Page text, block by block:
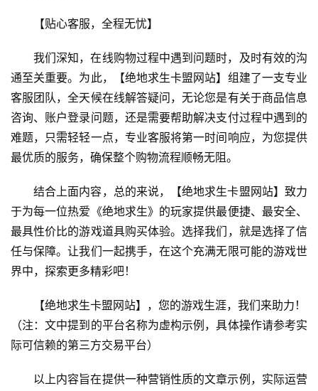
【贴心客服，全程无忧】
我们深知，在线购物过程中遇到问题时，及时有效的沟
通至关重要。为此，【绝地求生卡盟网站】组建了一支专业
客服团队，全天候在线解答疑问，无论您是有关于商品信息
咨询、账户登录问题，还是需要帮助解决支付过程中遇到的
难题，只需轻轻一点，专业客服将第一时间响应，为您提供
最优质的服务，确保整个购物流程顺畅无阻。
结合上面内容，总的来说，【绝地求生卡盟网站】致力
于为每一位热爱《绝地求生》的玩家提供最便捷、最安全、
最具性价比的游戏道具购买体验。选择我们，就是选择了信
任与保障。让我们一起携手，在这个充满无限可能的游戏世
界中，探索更多精彩吧！
【绝地求生卡盟网站】，您的游戏生涯，我们来助力！
（注：文中提到的平台名称为虚构示例，具体操作请参考实
际可信赖的第三方交易平台）
以上内容旨在提供一种营销性质的文章示例，实际运营